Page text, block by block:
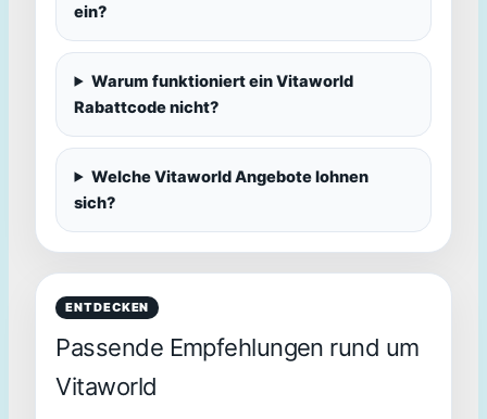
ein?
Warum funktioniert ein Vitaworld
Rabattcode nicht?
Welche Vitaworld Angebote lohnen
sich?
ENTDECKEN
Passende Empfehlungen rund um
Vitaworld